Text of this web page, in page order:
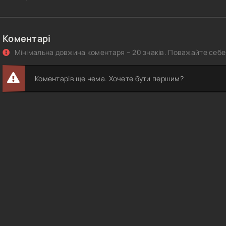
Коментарі
Мінімальна довжина коментаря – 20 знаків. Поважайте
Коментарів ще нема. Хочете бути першим?